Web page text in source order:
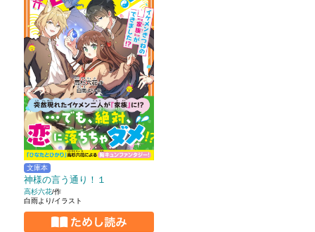
文庫本
神様の言う通り！１
高杉六花/作
白雨より/イラスト